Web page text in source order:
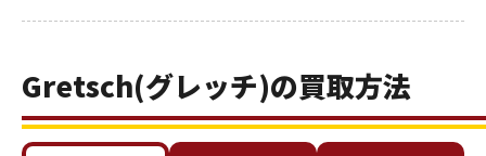
Gretsch(グレッチ)の買取方法